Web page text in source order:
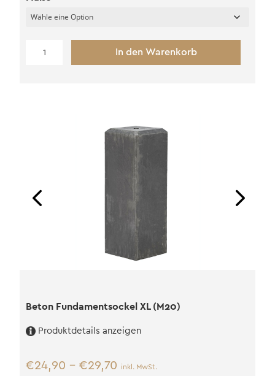
Beton
Fundamentsockel
In den Warenkorb
Beton Fundamentsockel XL (M20)
Produktdetails anzeigen
€24,90 – €29,70 inkl. MwSt.